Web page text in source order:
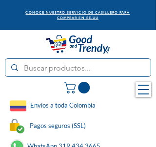
CONOCE NUESTRO SERVICIO DE CASILLERO PARA
COMPRAR EN EE.UU
Envíos a toda Colombia
Pagos seguros (SSL)